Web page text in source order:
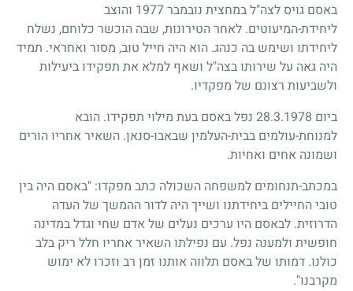
באסם גויס לצה"ל במחצית נובמבר1977 והוצב
ליחידת-המיעוטים. לאחר הטירונות, שבה הוכשר כלוחם, נשלח
ליחידתו ושימש בה כנהג. הוא היה חייל טוב, מסור ואחראי. תמיד
היה גאה על שירותו בצה"ל ושאף למלא את תפקידו ביעילות
ולשביעות רצונם של מפקדיו.
ביום 28.3.1978 נפל באסם בעת מילוי תפקידו. הובא
למנוחת-עולמים בבית-העלמין שבאבו-סנאן. השאיר אחריו הורים
ושמונה אחים ואחיות.
במכתב-תנחומים למשפחה השכולה כתב מפקדו: "באסם היה בין
טובי החיילים ביחידתנו ושייך היה לדור ההמשך של העדה
הדרוזית. לבאסם היו ערכים נעלים של אדם שחי וגדל במדינה
חופשית ולמענה נפל. עם נפילתו השאיר אחריו חלל ריק בלב
כולנו. דמותו של באסם תלווה אותנו זמן רב וזכרו לא ימוש
מקרבנו".